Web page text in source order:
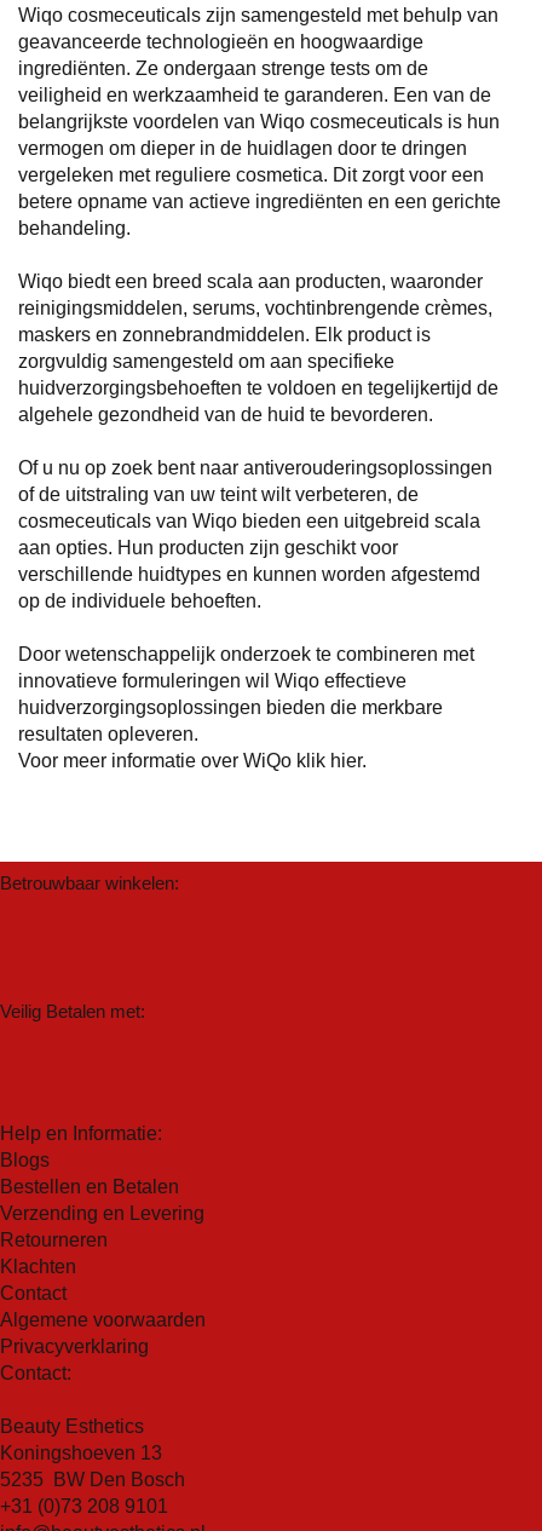
Wiqo cosmeceuticals zijn samengesteld met behulp van
geavanceerde technologieën en hoogwaardige
ingrediënten. Ze ondergaan strenge tests om de
veiligheid en werkzaamheid te garanderen. Een van de
belangrijkste voordelen van Wiqo cosmeceuticals is hun
vermogen om dieper in de huidlagen door te dringen
vergeleken met reguliere cosmetica. Dit zorgt voor een
betere opname van actieve ingrediënten en een gerichte
behandeling.
Wiqo biedt een breed scala aan producten, waaronder
reinigingsmiddelen, serums, vochtinbrengende crèmes,
maskers en zonnebrandmiddelen. Elk product is
zorgvuldig samengesteld om aan specifieke
huidverzorgingsbehoeften te voldoen en tegelijkertijd de
algehele gezondheid van de huid te bevorderen.
Of u nu op zoek bent naar antiverouderingsoplossingen
of de uitstraling van uw teint wilt verbeteren, de
cosmeceuticals van Wiqo bieden een uitgebreid scala
aan opties. Hun producten zijn geschikt voor
verschillende huidtypes en kunnen worden afgestemd
op de individuele behoeften.
Door wetenschappelijk onderzoek te combineren met
innovatieve formuleringen wil Wiqo effectieve
huidverzorgingsoplossingen bieden die merkbare
resultaten opleveren.
Voor meer informatie over WiQo klik hier.
Help en Informatie:
Blogs
Bestellen en Betalen
Verzending en Levering
Retourneren
Klachten
Contact
Algemene voorwaarden
Privacyverklaring
Contact:
Beauty Esthetics
Koningshoeven 13
5235 BW Den Bosch
+31 (0)73 208 9101
Veilig Betalen met:
Betrouwbaar winkelen: